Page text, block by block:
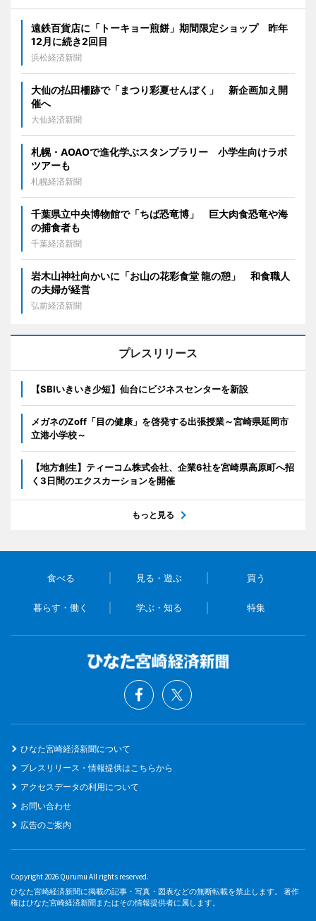
遠鉄百貨店に「トーキョー煎餅」期間限定ショップ 昨年
12月に続き2回目
浜松経済新聞
大仙の払田柵跡で「まつり彩夏せんぼく」 新企画加え開
催へ
大仙経済新聞
札幌・AOAOで進化学ぶスタンプラリー 小学生向けラボ
ツアーも
札幌経済新聞
千葉県立中央博物館で「ちば恐竜博」 巨大肉食恐竜や海
の捕食者も
千葉経済新聞
岩木山神社向かいに「お山の花彩食堂 龍の憩」 和食職人
の夫婦が経営
弘前経済新聞
プレスリリース
【SBIいきいき少短】仙台にビジネスセンターを新設
メガネのZoff「目の健康」を啓発する出張授業～宮崎県延岡市
立港小学校～
【地方創生】ティーコム株式会社、企業6社を宮崎県高原町へ招
く3日間のエクスカーションを開催
もっと見る
食べる 見る・遊ぶ 買う
暮らす・働く 学ぶ・知る 特集
ひなた宮崎経済新聞について
プレスリリース・情報提供はこちらから
アクセスデータの利用について
お問い合わせ
広告のご案内
Copyright 2026 Qurumu All rights reserved.
ひなた宮崎経済新聞に掲載の記事・写真・図表などの無断転載を禁止します。 著作
権はひなた宮崎経済新聞またはその情報提供者に属します。